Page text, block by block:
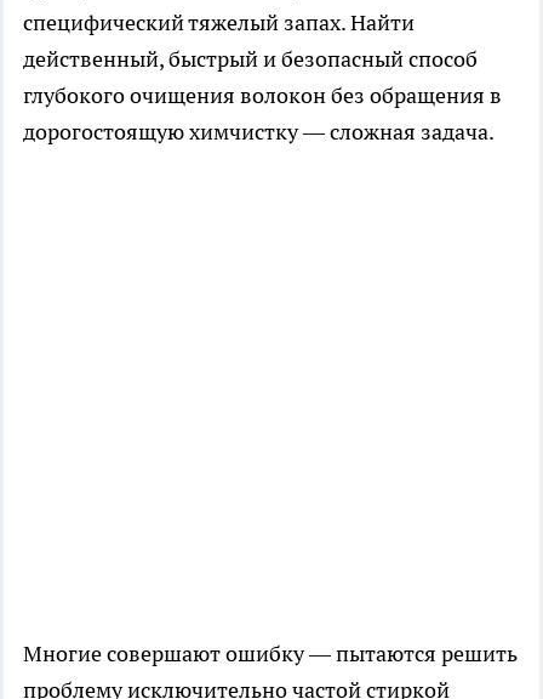
специфический тяжелый запах. Найти
действенный, быстрый и безопасный способ
глубокого очищения волокон без обращения в
дорогостоящую химчистку — сложная задача.
Многие совершают ошибку — пытаются решить
проблему исключительно частой стиркой